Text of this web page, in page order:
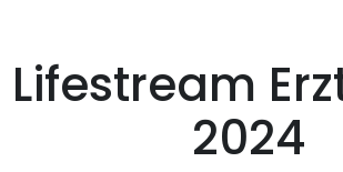
Lifestream
2024